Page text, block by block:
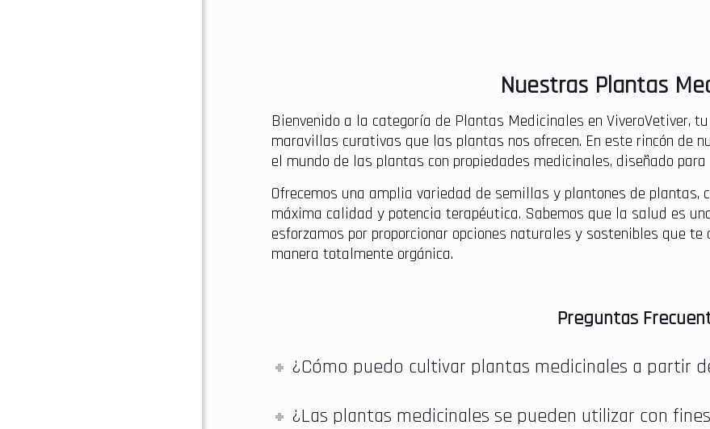
Nuestras Plantas
Bienvenido a la categoría de Plantas Medicinales en ViveroVetiver,
maravillas curativas que las plantas nos ofrecen. En este rincón de
el mundo de las plantas con propiedades medicinales, diseñado
Ofrecemos una amplia variedad de semillas y plantones de
máxima calidad y potencia terapéutica. Sabemos que la salud es
esforzamos por proporcionar opciones naturales y sostenibles que
manera totalmente orgánica.
Preguntas
¿Cómo puedo cultivar plantas medicinales a partir
¿Las plantas medicinales se pueden utilizar con